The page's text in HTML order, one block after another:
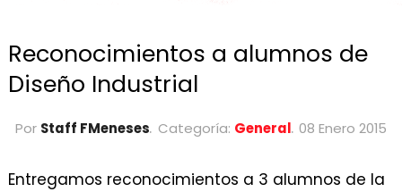
Reconocimientos a alumnos de
Diseño Industrial
Por Staff FMeneses Categoría: General 08 Enero 2015
Entregamos reconocimientos a 3 alumnos de la